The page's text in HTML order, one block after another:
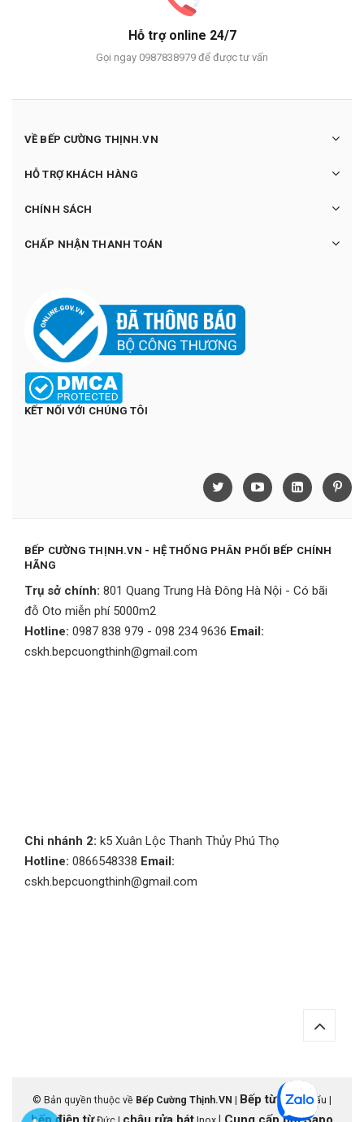
Hỗ trợ online 24/7
Gọi ngay 0987838979 để được tư vấn
VỀ BẾP CƯỜNG THỊNH.VN
HỖ TRỢ KHÁCH HÀNG
CHÍNH SÁCH
CHẤP NHẬN THANH TOÁN
KẾT NỐI VỚI CHÚNG TÔI
BẾP CƯỜNG THỊNH.VN - HỆ THỐNG PHÂN PHỐI BẾP CHÍNH
HÃNG
Trụ sở chính: 801 Quang Trung Hà Đông Hà Nội - Có bãi
đỗ Oto miễn phí 5000m2
Hotline: 0987 838 979 - 098 234 9636 Email:
cskh.bepcuongthinh@gmail.com
Chi nhánh 2: k5 Xuân Lộc Thanh Thủy Phú Thọ
Hotline: 0866548338 Email:
cskh.bepcuongthinh@gmail.com
© Bản quyền thuộc về Bếp Cường Thịnh.VN Bếp từ nhập khẩu |